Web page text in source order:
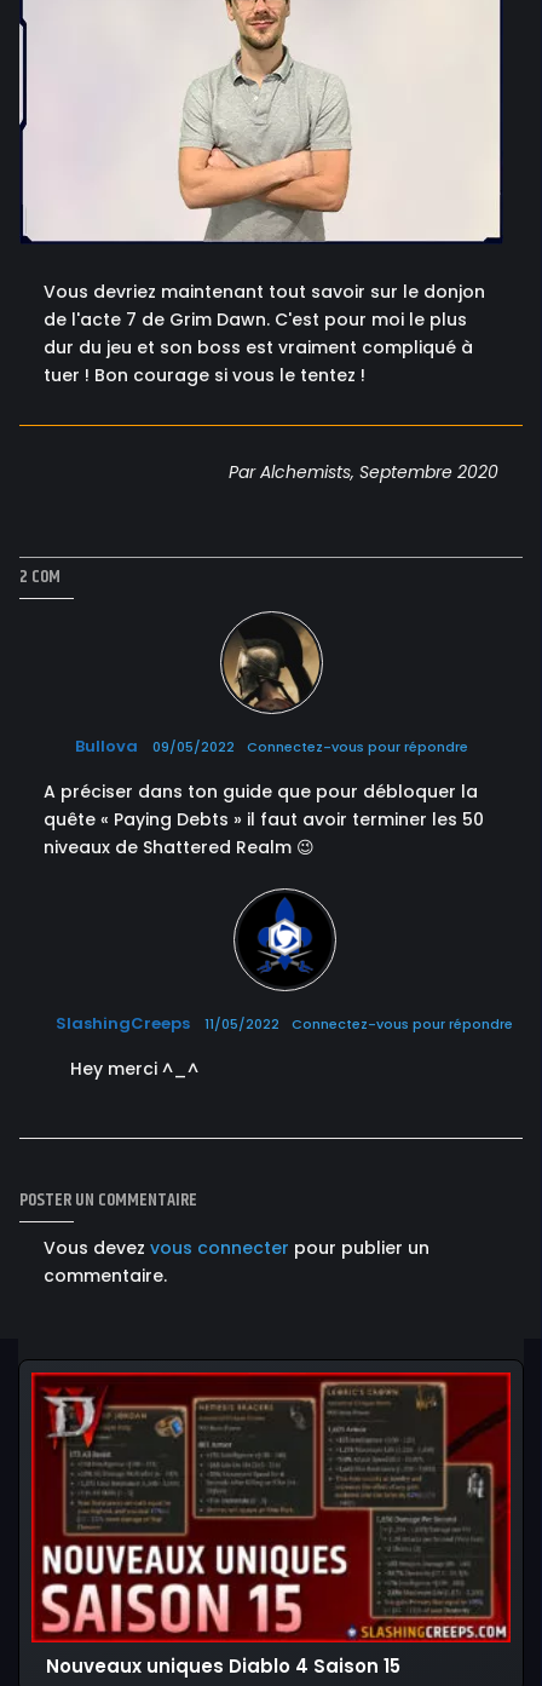
Vous devriez maintenant tout savoir sur le donjon
de l'acte 7 de Grim Dawn. C'est pour moi le plus
dur du jeu et son boss est vraiment compliqué à
tuer ! Bon courage si vous le tentez !
Par Alchemists, Septembre 2020
2 COM
Bullova 09/05/2022 Connectez-vous pour répondre
A préciser dans ton guide que pour débloquer la
quête « Paying Debts » il faut avoir terminer les 50
niveaux de Shattered Realm 😉
SlashingCreeps 11/05/2022 Connectez-vous pour répondre
Hey merci ^_^
POSTER UN COMMENTAIRE
Vous devez vous connecter pour publier un
commentaire.
Nouveaux uniques Diablo 4 Saison 15